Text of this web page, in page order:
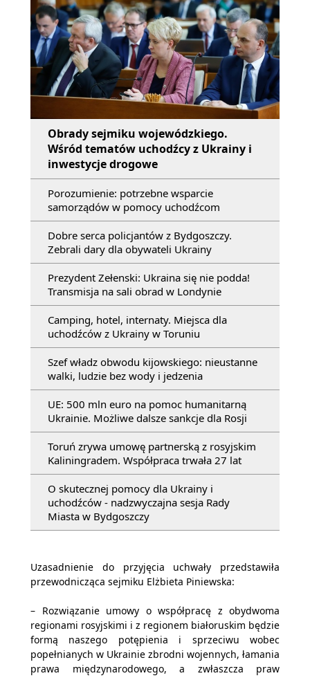
Obrady sejmiku wojewódzkiego.
Wśród tematów uchodźcy z Ukrainy i
inwestycje drogowe
Porozumienie: potrzebne wsparcie
samorządów w pomocy uchodźcom
Dobre serca policjantów z Bydgoszczy.
Zebrali dary dla obywateli Ukrainy
Prezydent Zełenski: Ukraina się nie podda!
Transmisja na sali obrad w Londynie
Camping, hotel, internaty. Miejsca dla
uchodźców z Ukrainy w Toruniu
Szef władz obwodu kijowskiego: nieustanne
walki, ludzie bez wody i jedzenia
UE: 500 mln euro na pomoc humanitarną
Ukrainie. Możliwe dalsze sankcje dla Rosji
Toruń zrywa umowę partnerską z rosyjskim
Kaliningradem. Współpraca trwała 27 lat
O skutecznej pomocy dla Ukrainy i
uchodźców - nadzwyczajna sesja Rady
Miasta w Bydgoszczy
Uzasadnienie do przyjęcia uchwały przedstawiła
przewodnicząca sejmiku Elżbieta Piniewska:
– Rozwiązanie umowy o współpracę z obydwoma
regionami rosyjskimi i z regionem białoruskim będzie
formą naszego potępienia i sprzeciwu wobec
popełnianych w Ukrainie zbrodni wojennych, łamania
prawa międzynarodowego, a zwłaszcza praw